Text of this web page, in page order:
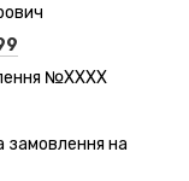
№ХХХХ
замовлення на